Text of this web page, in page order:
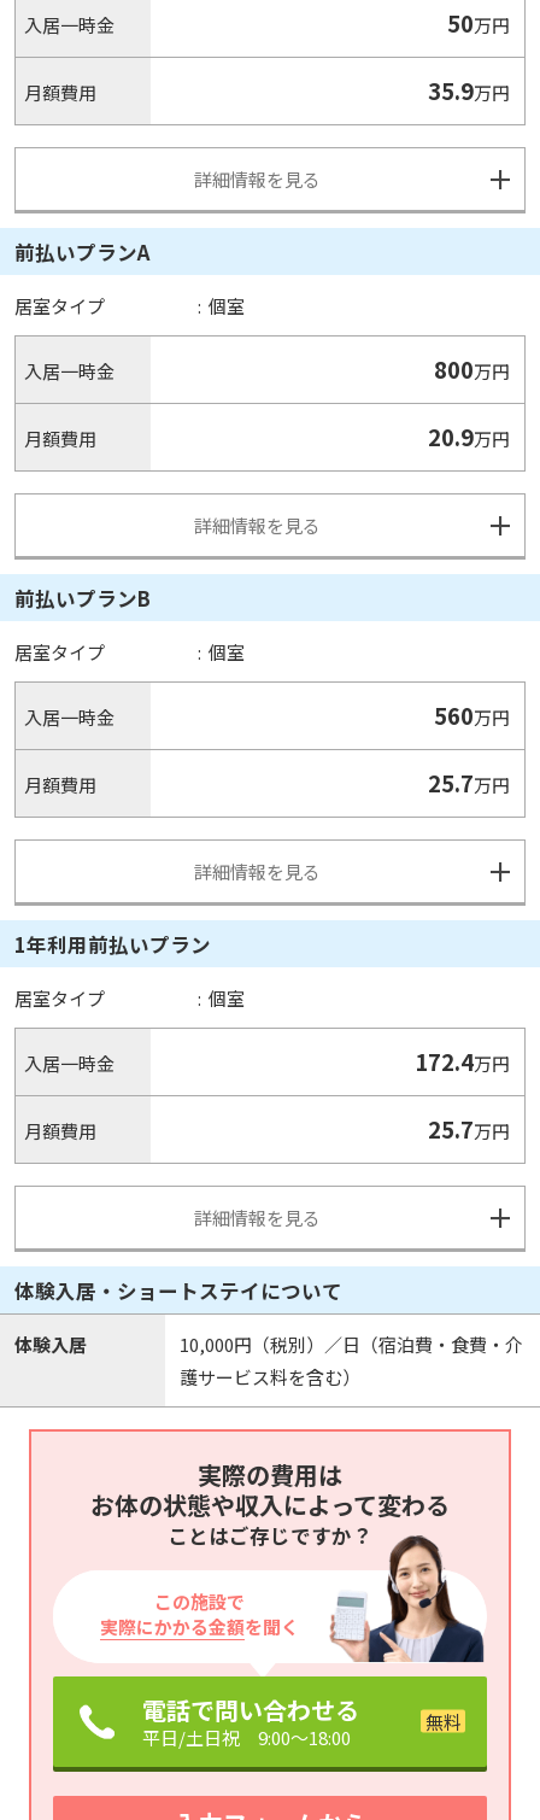
入居一時金 50万円
月額費用 35.9万円
詳細情報を見る
前払いプランA
居室タイプ : 個室
入居一時金 800万円
月額費用 20.9万円
詳細情報を見る
前払いプランB
居室タイプ : 個室
入居一時金 560万円
月額費用 25.7万円
詳細情報を見る
1年利用前払いプラン
居室タイプ : 個室
入居一時金 172.4万円
月額費用 25.7万円
詳細情報を見る
体験入居・ショートステイについて
体験入居
10,000円（税別）／日（宿泊費・食費・介
護サービス料を含む）
実際の費用は
お体の状態や収入によって変わる
ことはご存じですか？
この施設で
実際にかかる金額を聞く
電話で問い合わせる
平日/土日祝 9:00～18:00